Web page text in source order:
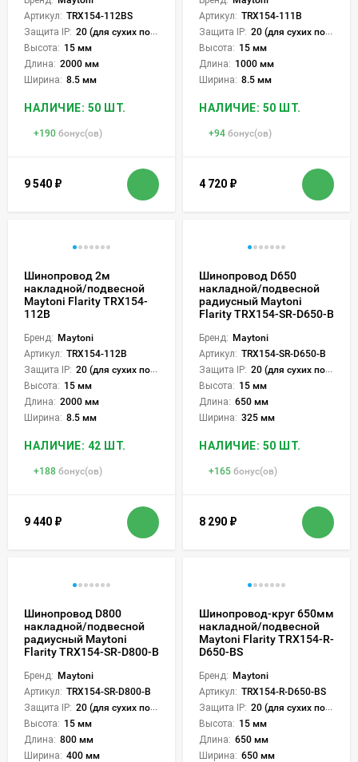
Артикул: TRX154-112BS
Защита IP: 20 (для сухих пом.)
Высота: 15 мм
Длина: 2000 мм
Ширина: 8.5 мм
НАЛИЧИЕ: 50 ШТ.
+190 бонус(ов)
9 540 ₽
Артикул: TRX154-111B
Защита IP: 20 (для сухих пом.)
Высота: 15 мм
Длина: 1000 мм
Ширина: 8.5 мм
НАЛИЧИЕ: 50 ШТ.
+94 бонус(ов)
4 720 ₽
Шинопровод 2м
накладной/подвесной
Maytoni Flarity TRX154-
112B
Бренд: Maytoni
Артикул: TRX154-112B
Защита IP: 20 (для сухих пом.)
Высота: 15 мм
Длина: 2000 мм
Ширина: 8.5 мм
НАЛИЧИЕ: 42 ШТ.
+188 бонус(ов)
9 440 ₽
Шинопровод D650
накладной/подвесной
радиусный Maytoni
Flarity TRX154-SR-D650-B
Бренд: Maytoni
Артикул: TRX154-SR-D650-B
Защита IP: 20 (для сухих пом.)
Высота: 15 мм
Длина: 650 мм
Ширина: 325 мм
НАЛИЧИЕ: 50 ШТ.
+165 бонус(ов)
8 290 ₽
Шинопровод D800
накладной/подвесной
радиусный Maytoni
Flarity TRX154-SR-D800-B
Бренд: Maytoni
Артикул: TRX154-SR-D800-B
Защита IP: 20 (для сухих пом.)
Высота: 15 мм
Длина: 800 мм
Ширина: 400 мм
Шинопровод-круг 650мм
накладной/подвесной
Maytoni Flarity TRX154-R-
D650-BS
Бренд: Maytoni
Артикул: TRX154-R-D650-BS
Защита IP: 20 (для сухих пом.)
Высота: 15 мм
Длина: 650 мм
Ширина: 650 мм